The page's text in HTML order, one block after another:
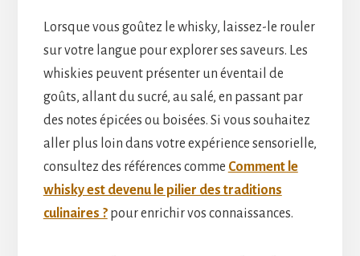
Lorsque vous goûtez le whisky, laissez-le rouler
sur votre langue pour explorer ses saveurs. Les
whiskies peuvent présenter un éventail de
goûts, allant du sucré, au salé, en passant par
des notes épicées ou boisées. Si vous souhaitez
aller plus loin dans votre expérience sensorielle,
consultez des références comme Comment le
whisky est devenu le pilier des traditions
culinaires ?pour enrichir vos connaissances.